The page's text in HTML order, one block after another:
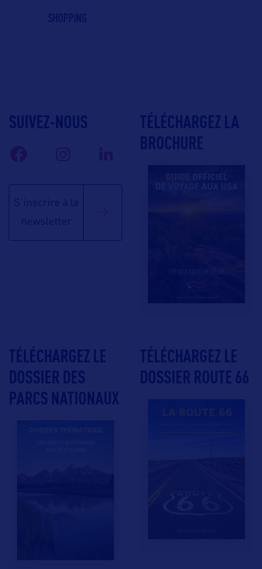
SHOPPING
SUIVEZ-NOUS
S'inscrire à la
newsletter
TÉLÉCHARGEZ LA
BROCHURE
TÉLÉCHARGEZ LE
DOSSIER DES
PARCS NATIONAUX
TÉLÉCHARGEZ LE
DOSSIER ROUTE 66